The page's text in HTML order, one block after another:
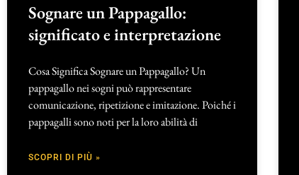
Sognare un Pappagallo:
significato e interpretazione
Cosa Significa Sognare un Pappagallo? Un
pappagallo nei sogni può rappresentare
comunicazione, ripetizione e imitazione. Poiché i
pappagalli sono noti per la loro abilità di
SCOPRI DI PIÙ »